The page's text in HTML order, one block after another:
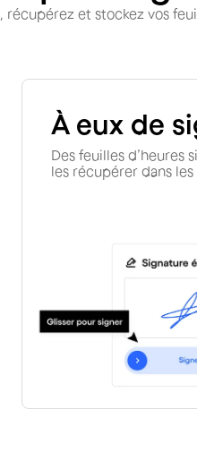
et stockez vos
À eux de
Des feuilles d’heures
les récupérer dans les